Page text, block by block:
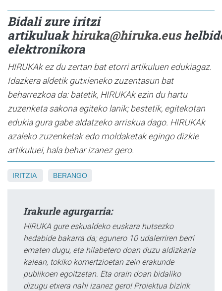
Bidali zure iritzi
artikuluakhiruka@hiruka.eus
elektronikora
HIRUKAk ez du zertan bat etorri artikuluen edukiagaz.
Idazkera aldetik gutxieneko zuzentasun bat
beharrezkoa da: batetik, HIRUKAk ezin du hartu
zuzenketa sakona egiteko lanik; bestetik, egitekotan
edukia gura gabe aldatzeko arriskua dago. HIRUKAk
azaleko zuzenketak edo moldaketak egingo dizkie
artikuluei, hala behar izanez gero.
IRITZIA BERANGO
Irakurle agurgarria:
HIRUKA gure eskualdeko euskara hutsezko
hedabide bakarra da; egunero 10 udalerriren berri
ematen dugu, eta hilabetero doan duzu aldizkaria
kalean, tokiko komertzioetan zein erakunde
publikoen egoitzetan. Eta orain doan bidaliko
dizugu etxera nahi izanez gero! Proiektua bizirik